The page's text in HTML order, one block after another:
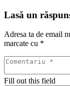
Lasă un
Adresa ta de email
marcate cu *
Fill out this field